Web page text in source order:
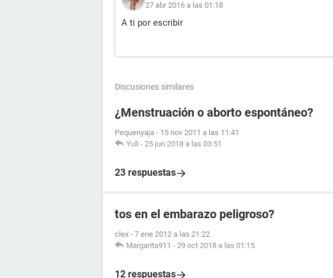
27 abr 2016 a las 01:18
A ti por escribir
Discusiones similares
¿Menstruación o aborto espontáneo?
Pequenyaja - 15 nov 2011 a las 11:41
Yuli - 25 jun 2018 a las 03:51
23 respuestas
tos en el embarazo peligroso?
clex - 7 ene 2012 a las 21:22
Margarita911 - 29 oct 2018 a las 01:15
12 respuestas